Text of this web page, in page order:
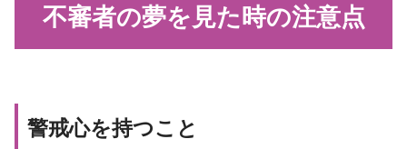
不審者の夢を見た時の注意点
警戒心を持つこと